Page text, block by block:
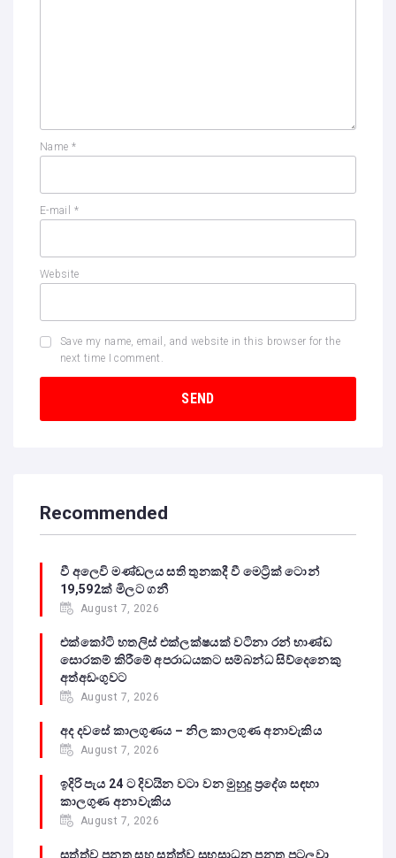
Name *
E-mail *
Website
Save my name, email, and website in this browser for the
next time I comment.
Recommended
වී අලෙවි මණ්ඩලය සති තුනකදී වී මෙට්‍රික් ටොන්
19,592ක් මිලට ගනී
August 7, 2026
එක්කෝටි හතලිස් එක්ලක්ෂයක් වටිනා රන් භාණ්ඩ
සොරකම් කිරීමේ අපරාධයකට සම්බන්ධ සිව්දෙනෙකු
අත්අඩංගුවට
August 7, 2026
අද දවසේ කාලගුණය – නිල කාලගුණ අනාවැකිය
August 7, 2026
ඉදිරි පැය 24 ට දිවයින වටා වන මුහුදු ප්‍රදේශ සඳහා
කාලගුණ අනාවැකිය
August 7, 2026
සත්ත්ව පනත සහ සත්ත්ව සුභසාධන පනත පටලවා